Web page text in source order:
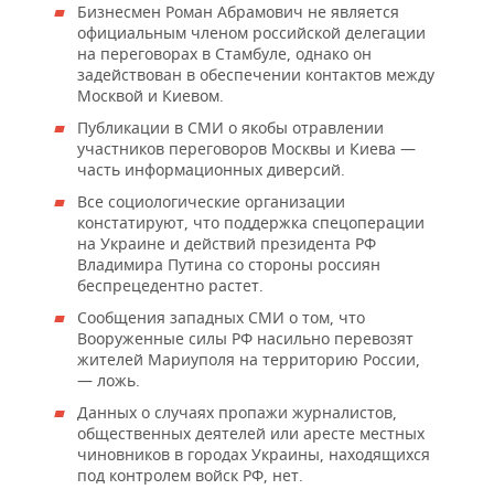
ЭНЕРГЕТИКА
ТРАНСПОРТ
УСЛУГИ
МЕДИА
ТЕЛЕКОММУНИКАЦИИ
НОВОСТИ МЕРОПРИЯТИЙ
ВЫЕЗДНАЯ РЕДАКЦИЯ
БИЗНЕС-БРАНЧИ
ONLINE-КОНФЕРЕНЦИИ
ОТКРЫТАЯ ЛЕКЦИЯ
СПОРТ
НОВОСТИ СПОРТА
ФУТБОЛ
ХОККЕЙ
БАСКЕТБОЛ
ВОЛЕЙБОЛ
КИБЕРСПОРТ
ФИГУРНОЕ КАТАНИЕ
ВОДНЫЕ ВИДЫ СПОРТА
ХОККЕЙ С МЯЧОМ
ОБЩЕСТВО
НОВОСТИ ОБЩЕСТВА
ВЛАСТЬ
ИНФРАСТРУКТУРА
ИСТОРИЯ
КУЛЬТУРА
МЕДИЦИНА
ОБРАЗОВАНИЕ
ПРОИСШЕСТВИЯ
ФОТОГАЛЕРЕЯ
СЮЖЕТЫ
СПРАВОЧНИК
СПИСОК ПЕРСОН
СПИСОК КОМПАНИЙ
ПОЛНАЯ ВЕРСИЯ
Бизнесмен Роман Абрамович не является
официальным членом российской делегации
на переговорах в Стамбуле, однако он
задействован в обеспечении контактов между
Москвой и Киевом.
Публикации в СМИ о якобы отравлении
участников переговоров Москвы и Киева —
часть информационных диверсий.
Все социологические организации
констатируют, что поддержка спецоперации
на Украине и действий президента РФ
Владимира Путина со стороны россиян
беспрецедентно растет.
Сообщения западных СМИ о том, что
Вооруженные силы РФ насильно перевозят
жителей Мариуполя на территорию России,
— ложь.
Данных о случаях пропажи журналистов,
общественных деятелей или аресте местных
чиновников в городах Украины, находящихся
под контролем войск РФ, нет.